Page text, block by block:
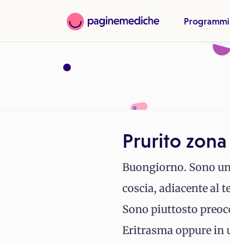
Programmi
Prurito
Buongiorno. Sono
coscia, adiacente al
Sono piuttosto
Eritrasma oppure in